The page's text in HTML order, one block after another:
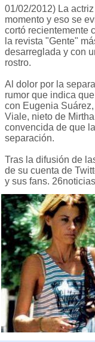
01/02/2012) La
momento y eso se
cortó recientemente
la revista "Gente"
desarreglada y con
rostro.
Al dolor por la
rumor que indica
con Eugenia
Viale, nieto de
convencida de que
separación.
Tras la difusión de
de su cuenta de
y sus fans.